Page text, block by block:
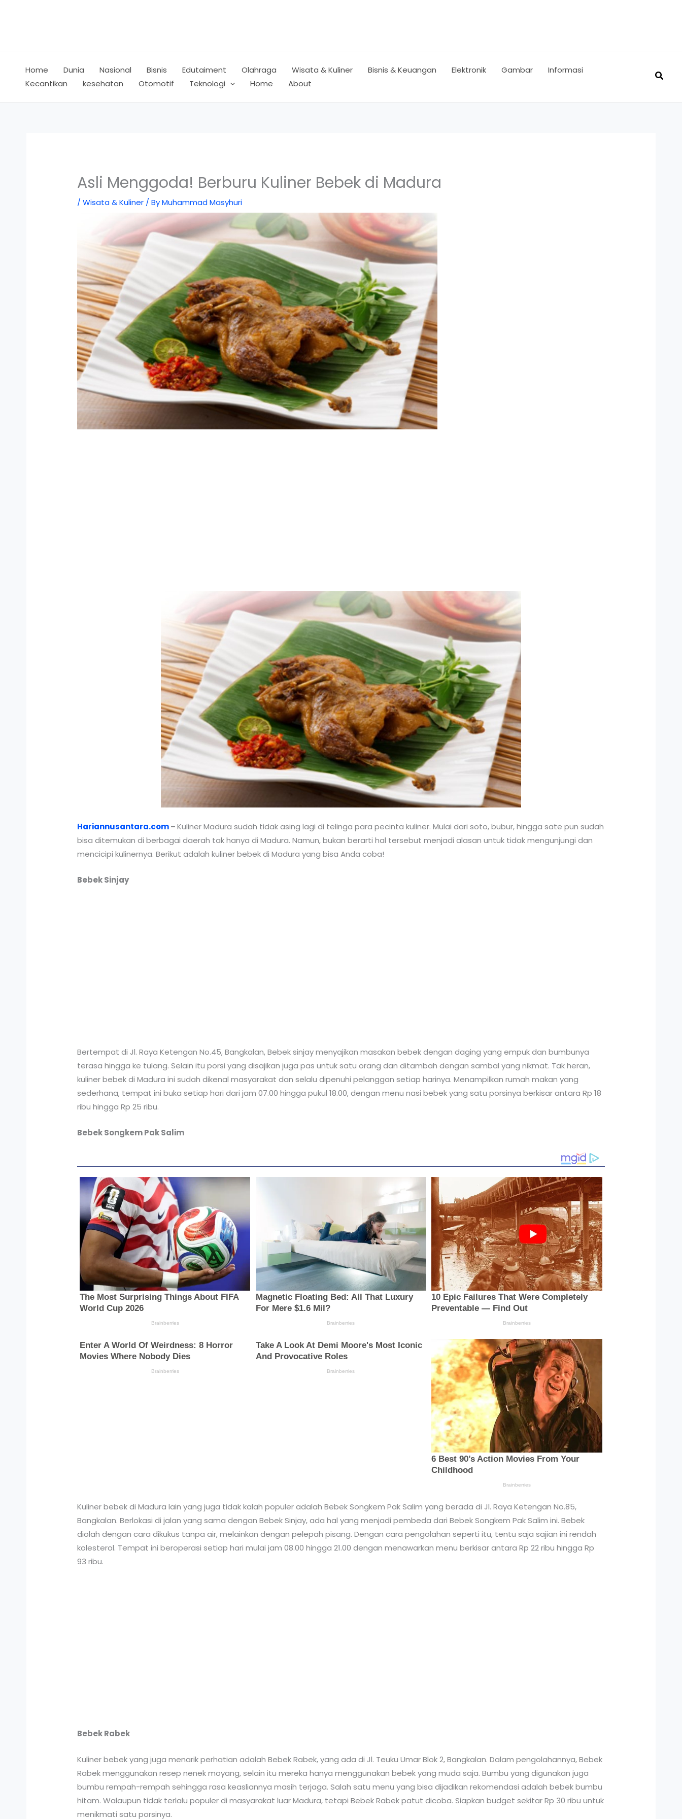
Home Dunia Nasional Bisnis Edutaiment Olahraga Wisata & Kuliner Bisnis & Keuangan Elektronik Gambar
Informasi
Kecantikan
kesehatan Otomotif Teknologi Home About
Asli Menggoda! Berburu Kuliner Bebek di Madura
/Wisata & Kuliner / ByMuhammad Masyhuri
Hariannusantara.com–Kuliner Madura sudah tidak asing lagi di telinga para pecinta kuliner. Mulai dari soto, bubur, hingga sate pun sudah
bisa ditemukan di berbagai daerah tak hanya di Madura. Namun, bukan berarti hal tersebut menjadi alasan untuk tidak mengunjungi dan
mencicipi kulinernya. Berikut adalah kuliner bebek di Madura yang bisa Anda coba!
Bebek Sinjay
Bertempat di Jl. Raya Ketengan No.45, Bangkalan, Bebek sinjay menyajikan masakan bebek dengan daging yang empuk dan bumbunya
terasa hingga ke tulang. Selain itu porsi yang disajikan juga pas untuk satu orang dan ditambah dengan sambal yang nikmat. Tak heran,
kuliner bebek di Madura ini sudah dikenal masyarakat dan selalu dipenuhi pelanggan setiap harinya. Menampilkan rumah makan yang
sederhana, tempat ini buka setiap hari dari jam 07.00 hingga pukul 18.00, dengan menu nasi bebek yang satu porsinya berkisar antara Rp 18
ribu hingga Rp 25 ribu.
Bebek Songkem Pak Salim
Kuliner bebek di Madura lain yang juga tidak kalah populer adalah Bebek Songkem Pak Salim yang berada di Jl. Raya Ketengan No.85,
Bangkalan. Berlokasi di jalan yang sama dengan Bebek Sinjay, ada hal yang menjadi pembeda dari Bebek Songkem Pak Salim ini. Bebek
diolah dengan cara dikukus tanpa air, melainkan dengan pelepah pisang. Dengan cara pengolahan seperti itu, tentu saja sajian ini rendah
kolesterol. Tempat ini beroperasi setiap hari mulai jam 08.00 hingga 21.00 dengan menawarkan menu berkisar antara Rp 22 ribu hingga Rp
93 ribu.
Bebek Rabek
Kuliner bebek yang juga menarik perhatian adalah Bebek Rabek, yang ada di Jl. Teuku Umar Blok 2, Bangkalan. Dalam pengolahannya, Bebek
Rabek menggunakan resep nenek moyang, selain itu mereka hanya menggunakan bebek yang muda saja. Bumbu yang digunakan juga
bumbu rempah-rempah sehingga rasa keasliannya masih terjaga. Salah satu menu yang bisa dijadikan rekomendasi adalah bebek bumbu
hitam. Walaupun tidak terlalu populer di masyarakat luar Madura, tetapi Bebek Rabek patut dicoba. Siapkan budget sekitar Rp 30 ribu untuk
menikmati satu porsinya.